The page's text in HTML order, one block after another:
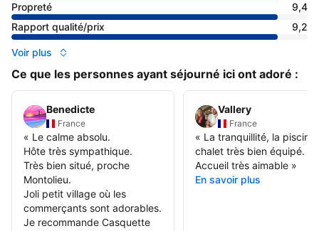
Propreté
9,4
Rapport qualité/prix
9,2
Voir plus
Ce que les personnes ayant séjourné ici ont adoré :
Benedicte
France
« Le calme absolu.
Hôte très sympathique.
Très bien situé, proche
Montolieu.
Joli petit village où les
commerçants sont adorables.
Je recommande Casquette
Vallery
France
« La tranquillité, la
chalet très bien équipé.
Accueil très aimable»
En savoir plus